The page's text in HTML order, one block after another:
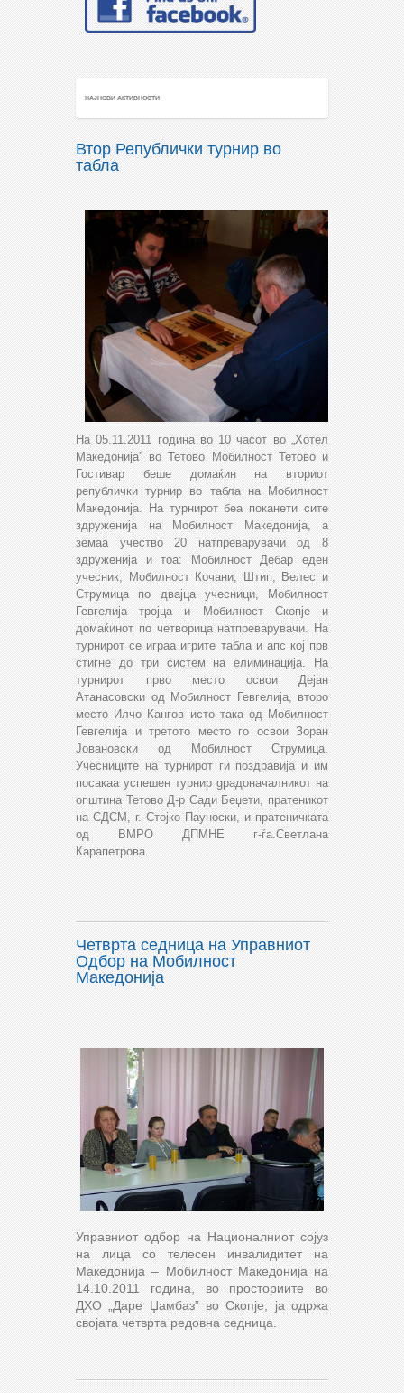
НАЈНОВИ АКТИВНОСТИ
Втор Републички турнир во
табла
На 05.11.2011 година во 10 часот во „Хотел
Македонија” во Тетово Мобилност Тетово и
Гостивар беше домаќин на вториот
републички турнир во табла на Мобилност
Македонија. На турнирот беа поканети сите
здруженија на Мобилност Македонија, а
земаа учество 20 натпреварувачи од 8
здруженија и тоа: Мобилност Дебар еден
учесник, Мобилност Кочани, Штип, Велес и
Струмица по двајца учесници, Мобилност
Гевгелија тројца и Мобилност Скопје и
домаќинот по четворица натпреварувачи. На
турнирот се играа игрите табла и апс кој прв
стигне до три систем на елиминација. На
турнирот прво место освои Дејан
Атанасовски од Мобилност Гевгелија, второ
место Илчо Кангов исто така од Мобилност
Гевгелија и третото место го освои Зоран
Јовановски од Мобилност Струмица.
Учесниците на турнирот ги поздравија и им
посакаа успешен турнир gрадоначалникот на
општина Тетово Д-р Сади Беџети, пратеникот
на СДСМ, г. Стојко Пауноски, и пратеничката
од ВМРО ДПМНЕ г-ѓа.Светлана
Карапетрова.
Четврта седница на Управниот
Одбор на Мобилност
Македонија
Управниот одбор на Националниот сојуз
на лица со телесен инвалидитет на
Македонија – Мобилност Македонија на
14.10.2011 година, во просториите во
ДХО „Даре Џамбаз” во Скопје, ја одржа
својата четврта редовна седница.